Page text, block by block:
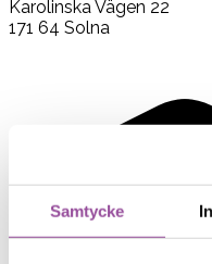
Samtycke